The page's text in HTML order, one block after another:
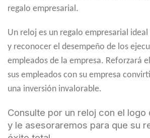
regalo empresarial.
Un reloj es un regalo empresarial
y reconocer el desempeño de los
empleados de la empresa. Reforzará
sus empleados con su empresa
una inversión invalorable.
Consulte por un reloj con el logo
y le asesoraremos para que su